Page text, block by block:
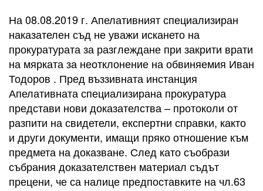
На 08.08.2019 г. Апелативният специализиран
наказателен съд не уважи искането на
прокуратурата за разглеждане при закрити врати
на мярката за неотклонение на обвиняемия Иван
Тодоров . Пред въззивната инстанция
Апелативната специализирана прокуратура
представи нови доказателства – протоколи от
разпити на свидетели, експертни справки, както
и други документи, имащи пряко отношение към
предмета на доказване. След като съобрази
събрания доказателствен материал съдът
прецени, че са налице предпоставките на чл.63